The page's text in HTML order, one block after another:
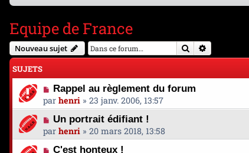
Equipe de France
Nouveau sujet Rechercher
SUJETS
Rappel au règlement du forum
par henri » 23 janv. 2006, 13:57
Un portrait édifiant !
par henri » 20 mars 2018, 13:58
C'est honteux !